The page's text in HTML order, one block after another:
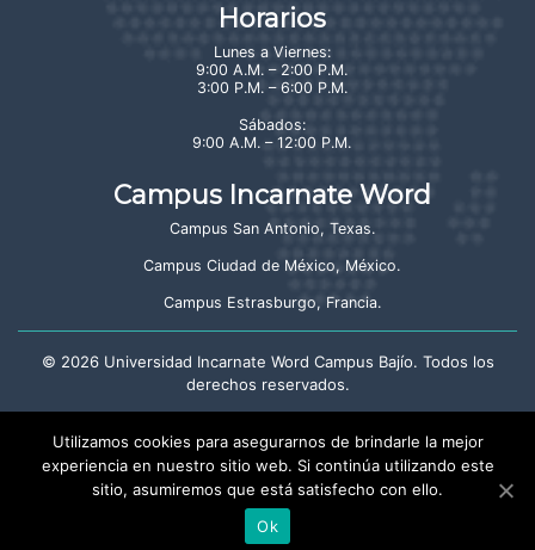
Horarios
Lunes a Viernes:
9:00 A.M. – 2:00 P.M.
3:00 P.M. – 6:00 P.M.
Sábados:
9:00 A.M. – 12:00 P.M.
Campus Incarnate Word
Campus San Antonio, Texas.
Campus Ciudad de México, México.
Campus Estrasburgo, Francia.
© 2026Universidad Incarnate Word Campus Bajío. Todos los
derechos reservados.
Crayón: Estudio Creativo
Utilizamos cookies para asegurarnos de brindarle la mejor
experiencia en nuestro sitio web. Si continúa utilizando este
sitio, asumiremos que está satisfecho con ello.
Ok